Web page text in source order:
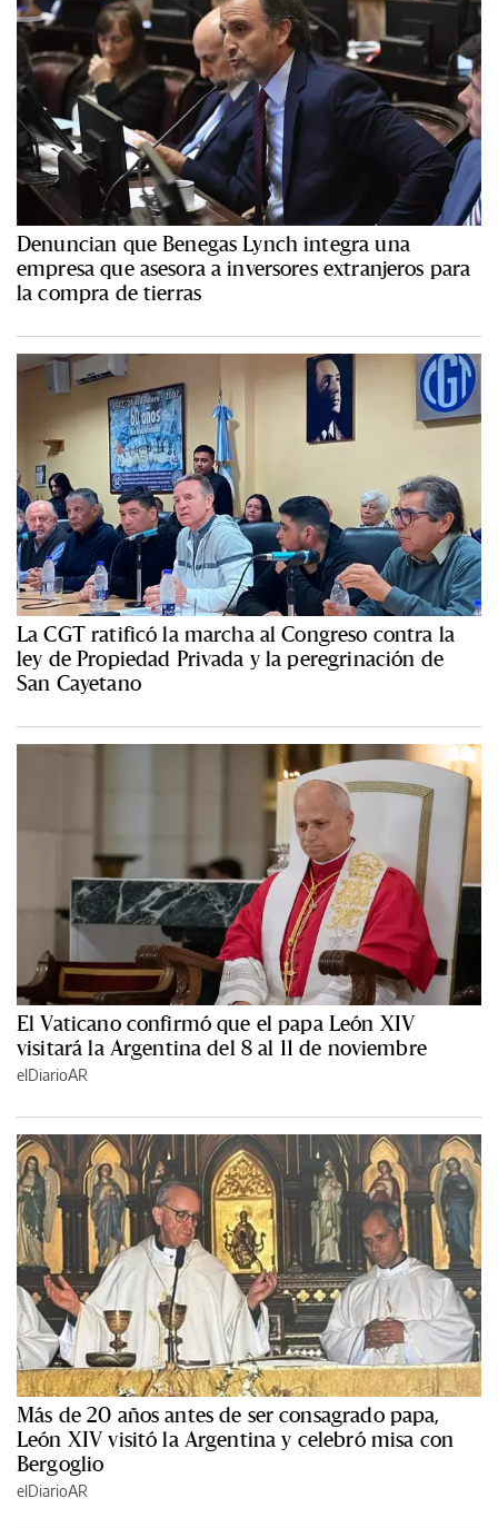
Denuncian que Benegas Lynch integra una
empresa que asesora a inversores extranjeros para
la compra de tierras
La CGT ratificó la marcha al Congreso contra la
ley de Propiedad Privada y la peregrinación de
San Cayetano
El Vaticano confirmó que el papa León XIV
visitará la Argentina del 8 al 11 de noviembre
elDiarioAR
Más de 20 años antes de ser consagrado papa,
León XIV visitó la Argentina y celebró misa con
Bergoglio
elDiarioAR